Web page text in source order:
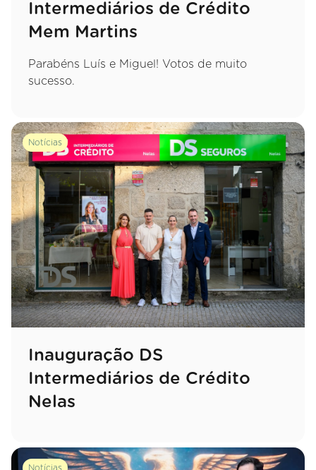
Intermediários de Crédito
Mem Martins
Parabéns Luís e Miguel! Votos de muito
sucesso.
Notícias
Inauguração DS
Intermediários de Crédito
Nelas
Notícias